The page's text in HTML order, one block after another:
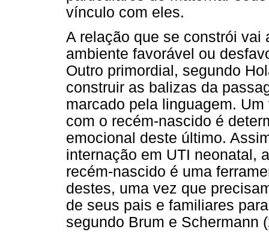
vínculo com eles.
A relação que se constrói vai
ambiente favorável ou
Outro primordial, segundo
construir as balizas da
marcado pela linguagem.
com o recém-nascido é
emocional deste último.
internação em UTI neonatal,
recém-nascido é uma
destes, uma vez que
de seus pais e familiares
segundo Brum e Schermann